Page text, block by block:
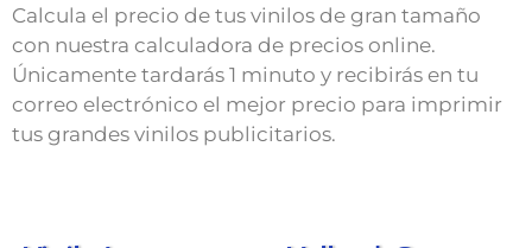
Calcula el precio de tus vinilos de gran tamaño
con nuestra calculadora de precios online.
Únicamente tardarás 1 minuto y recibirás en tu
correo electrónico el mejor precio para imprimir
tus grandes vinilos publicitarios.